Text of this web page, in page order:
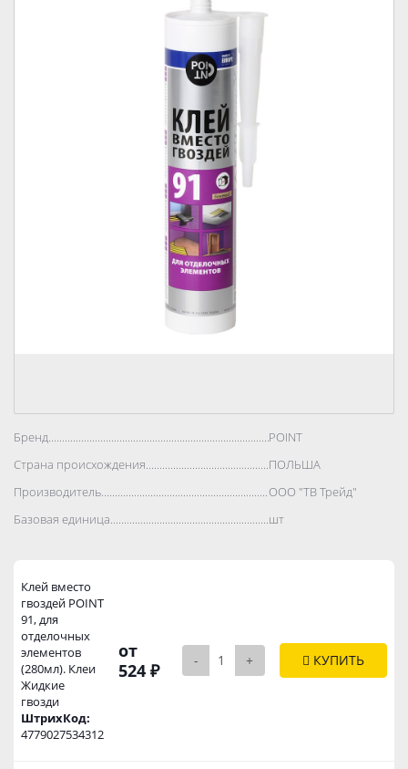
Бренд..................................................................................POINT
Страна происхождения..................................................................................
ПОЛЬША
Производитель..................................................................................
ООО "ТВ Трейд"
Базовая единица..................................................................................
шт
Клей вместо
гвоздей POINT
91, для
отделочных
элементов
(280мл). Клеи
Жидкие
гвозди
ШтрихКод:
4779027534312
от
524 ₽
- + КУПИТЬ